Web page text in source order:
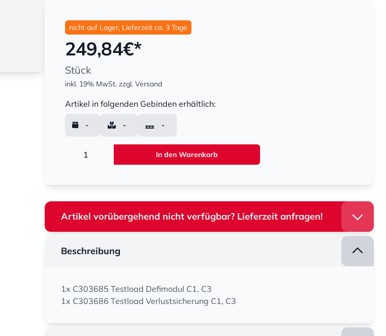
nicht auf Lager, Lieferzeit ca. 3 Tage
249,84€*
Stück
inkl. 19% MwSt. zzgl. Versand
Artikel in folgenden Gebinden erhältlich:
- - -
In den Warenkorb
Artikel vorübergehend nicht verfügbar? Lieferzeit anfragen!
Beschreibung
1x C303685 Testload Defimodul C1, C3
1x C303686 Testload Verlustsicherung C1, C3